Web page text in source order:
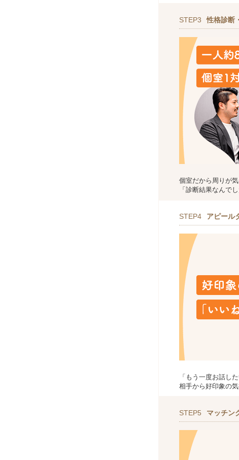
STEP3 性格診断
個室だから周りが気
「診断結果なんで
STEP4 アピール
「もう一度お話し
相手から好印象の
STEP5 マッチン